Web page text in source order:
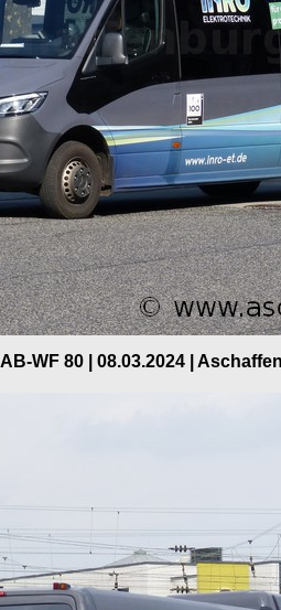
AB-WF 80 | 08.03.2024 |